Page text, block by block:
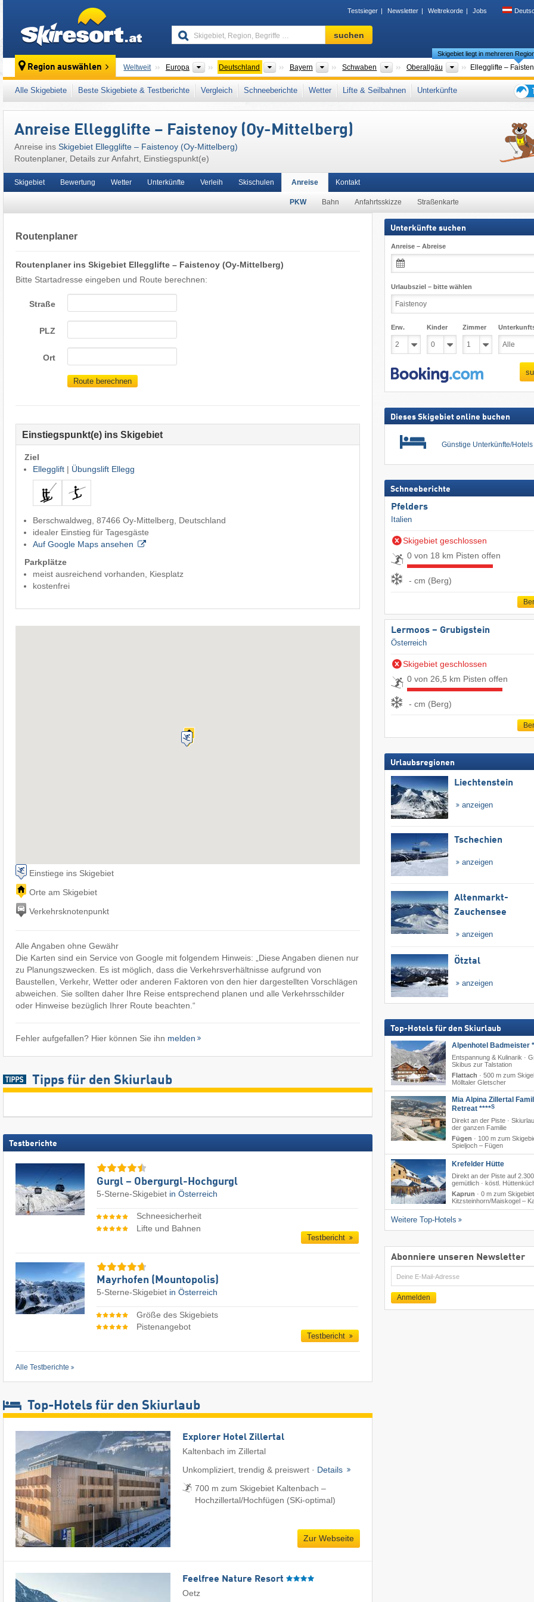
Testsieger Newsletter Weltrekorde Jobs
Skigebiet,
Region,
…
suchen
Region auswählen Weltweit Europa Kontinente
Deutschland LänderBayern Bundesländer
Schwaben Bezirke
Oberallgäu Landkreise
Skigebiet liegt in mehreren
Ellegglifte –
Dieses Skigebiet liegt auch in: Allgäuer Alpen, Allgäu Deutsche Alpen, Südbayern Nördliche Ostalpen Süddeutschland,
Mitteleuropa Europäische Union
Alle Skigebiete Beste Skigebiete & Testberichte Vergleich Schneeberichte Wetter Lifte & Seilbahnen
Unterkünfte
den
Anreise Ellegglifte – Faistenoy (Oy-Mittelberg)
Anreise ins Skigebiet Ellegglifte – Faistenoy (Oy-Mittelberg)
Routenplaner, Details zur Anfahrt, Einstiegspunkt(e)
Skigebiet Bewertung Wetter Unterkünfte Verleih Skischulen Anreise
PKW Bahn Anfahrtsskizze Straßenkarte
Kontakt
Routenplaner
Routenplaner ins Skigebiet Ellegglifte – Faistenoy (Oy-Mittelberg)
Bitte Startadresse eingeben und Route berechnen:
Straße
PLZ
Ort
Route berechnen
Einstiegspunkt(e) ins Skigebiet
Ziel
Ellegglift| Übungslift Ellegg
Berschwaldweg, 87466 Oy-Mittelberg, Deutschland
idealer Einstieg für Tagesgäste
Auf Google Maps ansehen
Parkplätze
meist ausreichend vorhanden, Kiesplatz
kostenfrei
Einstiege ins Skigebiet
Orte am Skigebiet
Verkehrsknotenpunkt
Alle Angaben ohne Gewähr
Die Karten sind ein Service von Google mit folgendem Hinweis: „Diese Angaben dienen nur
zu Planungszwecken. Es ist möglich, dass die Verkehrsverhältnisse aufgrund von
Baustellen, Verkehr, Wetter oder anderen Faktoren von den hier dargestellten Vorschlägen
abweichen. Sie sollten daher Ihre Reise entsprechend planen und alle Verkehrsschilder
oder Hinweise bezüglich Ihrer Route beachten.“
Fehler aufgefallen? Hier können Sie ihn melden
Tipps für den Skiurlaub
Testberichte
Gurgl – Obergurgl-Hochgurgl
5-Sterne-Skigebiet in Österreich
Schneesicherheit
Lifte und Bahnen
Testbericht
Mayrhofen (Mountopolis)
5-Sterne-Skigebiet in Österreich
Größe des Skigebiets
Pistenangebot
Testbericht
Alle Testberichte
Top-Hotels für den Skiurlaub
Explorer Hotel Zillertal
Kaltenbach im Zillertal
Unkompliziert, trendig & preiswert · Details
700 m zum Skigebiet Kaltenbach –
Hochzillertal/​Hochfügen (SKi-optimal)
Zur Webseite
Feelfree Nature Resort
Oetz
Unterkünfte suchen
Anreise – Abreise
Urlaubsziel – bitte wählen
Erw. Kinder Zimmer
Dieses Skigebiet online buchen
Günstige Unterkünfte/Hotels
Schneeberichte
Pfelders
Italien
Skigebiet geschlossen
0 von 18 km Pisten offen
- cm (Berg)
Lermoos – Grubigstein
Österreich
Skigebiet geschlossen
0 von 26,5 km Pisten offen
- cm (Berg)
Urlaubsregionen
Liechtenstein
anzeigen
Tschechien
anzeigen
Altenmarkt-
Zauchensee
anzeigen
Ötztal
anzeigen
Top-Hotels für den Skiurlaub
Alpenhotel Badmeister
Entspannung & Kulinarik ·
Skibus zur Talstation
Flattach · 500 m zum
Mölltaler Gletscher
Mia Alpina Zillertal
Retreat ****S
Direkt an der Piste ·
der ganzen Familie
Fügen · 100 m zum
Spieljoch – Fügen
Krefelder Hütte
Direkt an der Piste auf
gemütlich · köstl.
Kaprun · 0 m zum Skigebiet
Kitzsteinhorn/​Maiskogel –
Weitere Top-Hotels
Abonniere unseren Newsletter
E-
Mail
Anmelden